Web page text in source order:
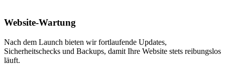
Website-Wartung
Nach dem Launch bieten wir fortlaufende Updates,
Sicherheitschecks und Backups, damit Ihre Website stets reibungslos
läuft.